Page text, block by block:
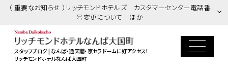
（ 重要なお知らせ ）リッチモンドホテルズ カスタマーセンター電話番
号変更について ほか
スタッフブログ | なんば・通天閣・京セラドームに好アクセス！
リッチモンドホテルなんば大国町